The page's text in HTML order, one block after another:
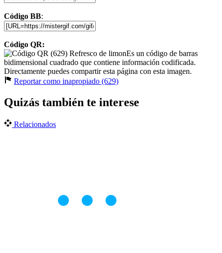
Código BB:
Código QR:
Es un código de barras
bidimensional cuadrado que contiene información codificada.
Directamente puedes compartir esta página con esta imagen.
Reportar como inapropiado (629)
Quizás también te interese
Relacionados